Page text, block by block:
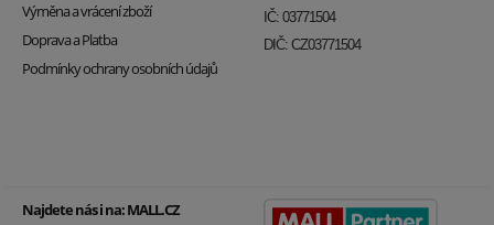
Výměna a vrácení zboží
Doprava a Platba
Podmínky ochrany osobních údajů
IČ: 03771504
DIČ: CZ03771504
Najdete nás i na:MALL.CZ